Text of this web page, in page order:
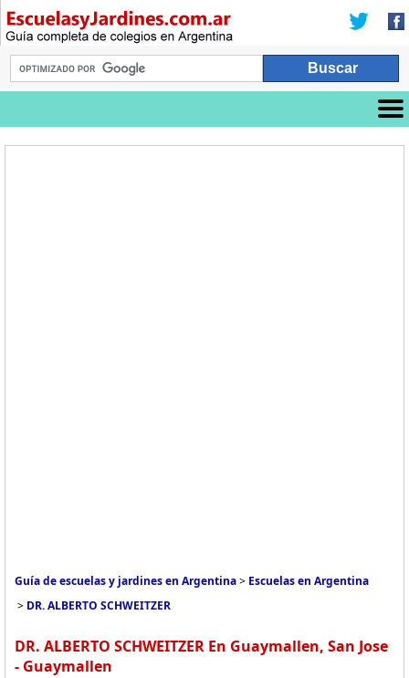
Guía de escuelas y jardines en Argentina> Escuelas en Argentina
> DR. ALBERTO SCHWEITZER
DR. ALBERTO SCHWEITZER En Guaymallen, San Jose
- Guaymallen